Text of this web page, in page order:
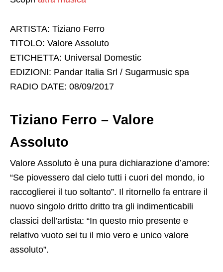
ARTISTA: Tiziano Ferro
TITOLO: Valore Assoluto
ETICHETTA: Universal Domestic
EDIZIONI: Pandar Italia Srl / Sugarmusic spa
RADIO DATE: 08/09/2017
Tiziano Ferro – Valore
Assoluto
Valore Assoluto è una pura dichiarazione d’amore:
“Se piovessero dal cielo tutti i cuori del mondo, io
raccoglierei il tuo soltanto”. Il ritornello fa entrare il
nuovo singolo dritto dritto tra gli indimenticabili
classici dell’artista: “In questo mio presente e
relativo vuoto sei tu il mio vero e unico valore
assoluto”.